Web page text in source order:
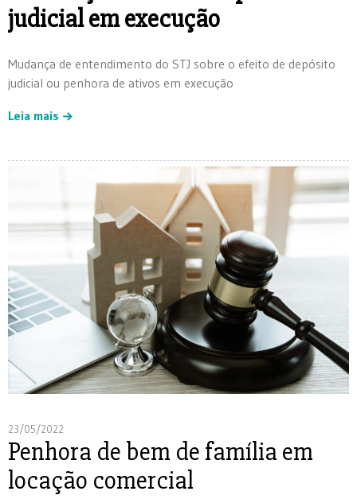
judicial em execução
Mudança de entendimento do STJ sobre o efeito de depósito
judicial ou penhora de ativos em execução
Leia mais
23/05/2022
Penhora de bem de família em
locação comercial